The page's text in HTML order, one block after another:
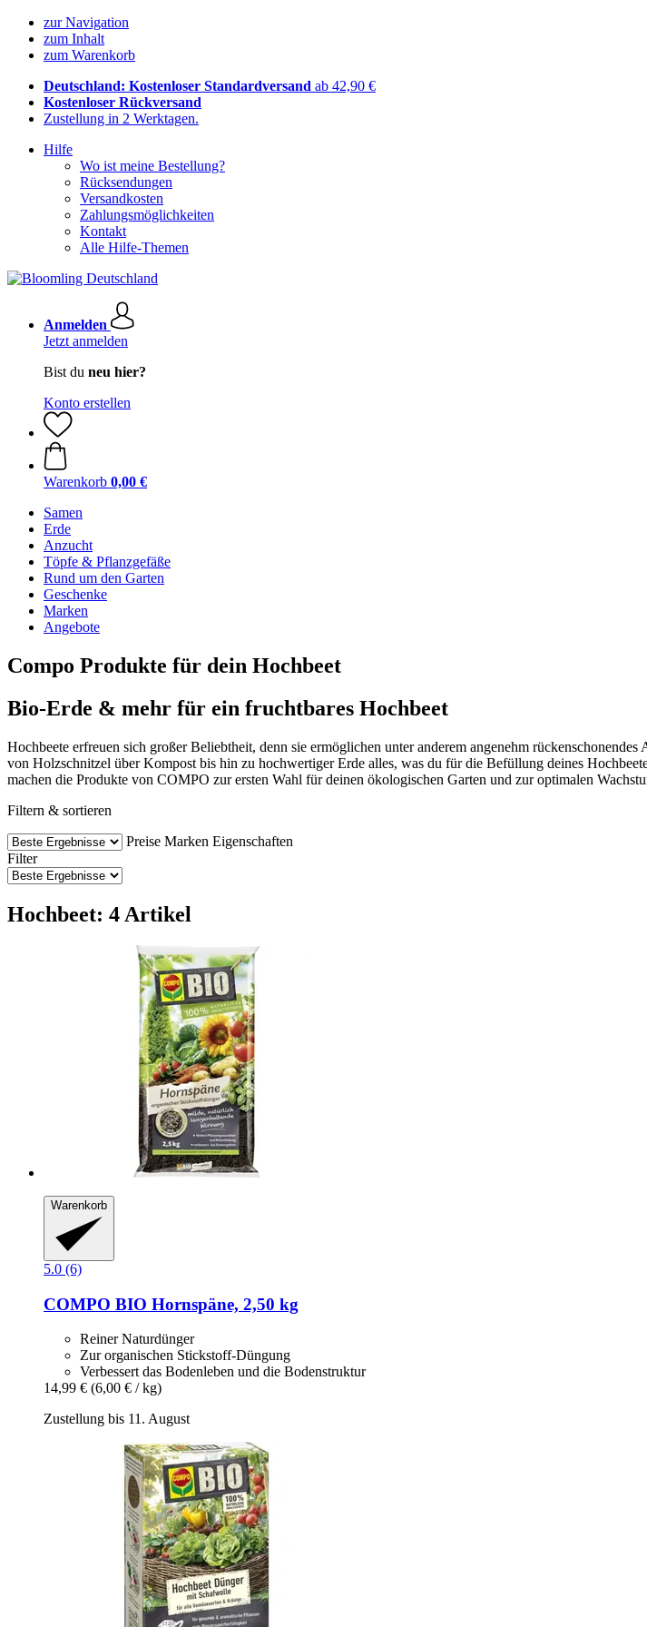
zur Navigation
zum Inhalt
zum Warenkorb
Deutschland: Kostenloser Standardversand ab 42,90 €
Kostenloser Rückversand
Zustellung in 2 Werktagen.
Hilfe
Wo ist meine Bestellung?
Rücksendungen
Versandkosten
Zahlungsmöglichkeiten
Kontakt
Alle Hilfe-Themen
Anmelden
Jetzt anmelden
Bist du neu hier?
Konto erstellen
Warenkorb 0,00 €
Samen
Erde
Anzucht
Töpfe & Pflanzgefäße
Rund um den Garten
Geschenke
Marken
Angebote
Compo Produkte für dein Hochbeet
Bio-Erde & mehr für ein fruchtbares Hochbeet
Hochbeete erfreuen sich großer Beliebtheit, denn sie ermöglichen unter anderem angenehm
von Holzschnitzel über Kompost bis hin zu hochwertiger Erde alles, was du für die Befüllung deines
machen die Produkte von COMPO zur ersten Wahl für deinen ökologischen Garten und zur optimalen
Filtern & sortieren
Preise Marken Eigenschaften
Filter
Hochbeet: 4 Artikel
Warenkorb
5.0 (6)
COMPO BIO Hornspäne, 2,50 kg
Reiner Naturdünger
Zur organischen Stickstoff-Düngung
Verbessert das Bodenleben und die Bodenstruktur
14,99 € (6,00 € / kg)
Zustellung bis 11. August